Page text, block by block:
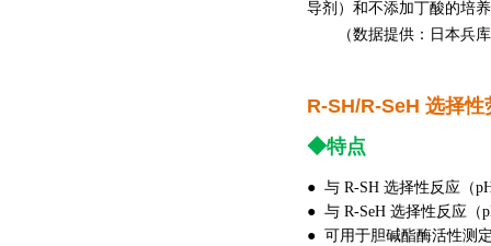
导剂）和不添加丁酸的培
（数据提供：日本兵
R-SH/R-SeH 选择
◆特点
● 与 R-SH 选择性反应（
● 与 R-SeH 选择性反应（
● 可用于胆碱酯酶活性测